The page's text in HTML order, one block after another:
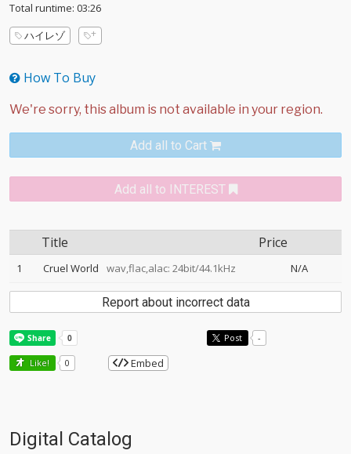
Total runtime: 03:26
ハイレゾ
How To Buy
Add all to Cart
Add all to INTEREST
Title Price
1 Cruel World wav,flac,alac: 24bit/44.1kHz N/A
Report about incorrect data
Post -
Like! 0 Embed
Digital Catalog